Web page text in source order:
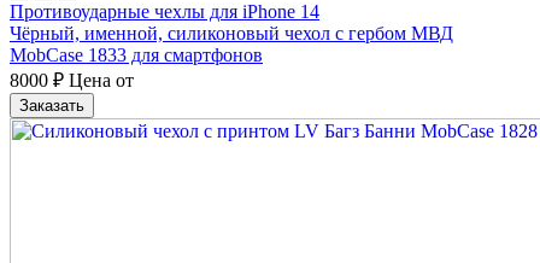
Противоударные чехлы для iPhone 14
Чёрный, именной, силиконовый чехол с гербом МВД
MobCase 1833 для смартфонов
8000 ₽ Цена от
Заказать